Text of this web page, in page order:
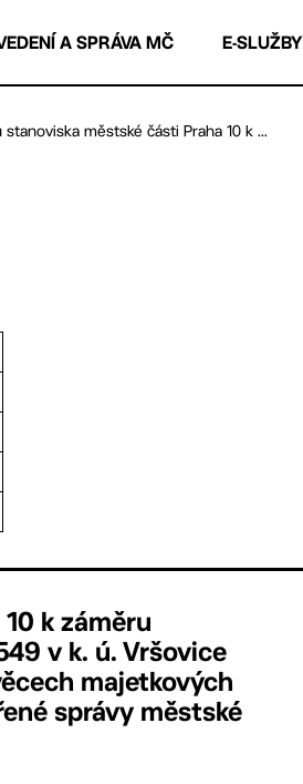
A SPRÁVA MČ E-SLUŽBY
stanoviska městské části Praha 10 k ...
k záměru
v k. ú. Vršovice
majetkových
správy městské